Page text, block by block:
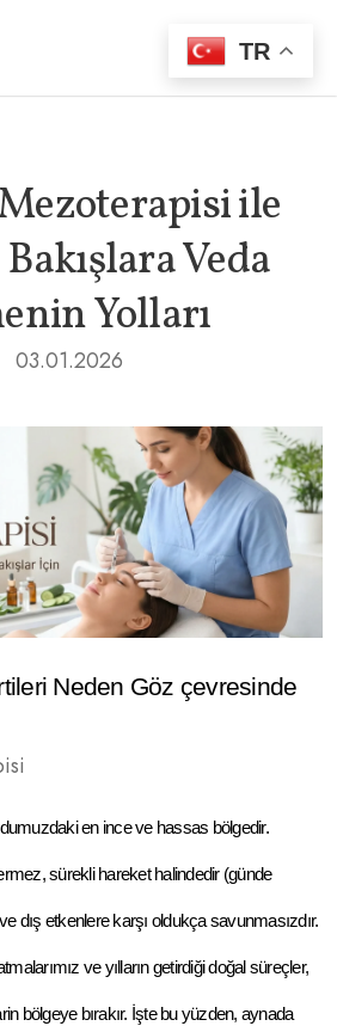
ile
Veda
Yolları
03.01.2026
Neden Göz çevresinde
en ince ve hassas bölgedir.
sürekli hareket halindedir (günde
dış etkenlere karşı oldukça savunmasızdır.
ve yılların getirdiği doğal süreçler,
bölgeye bırakır. İşte bu yüzden, aynada
TR